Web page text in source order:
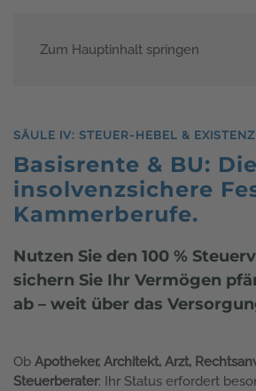
Zum Hauptinhalt springen
SÄULE IV: STEUER-HEBEL &
Basisrente & BU: Die
insolvenzsichere
Kammerberufe.
Nutzen Sie den 100 %
sichern Sie Ihr Vermögen
ab – weit über das
Ob Apotheker, Architekt, Arzt,
Steuerberater: Ihr Status erfordert